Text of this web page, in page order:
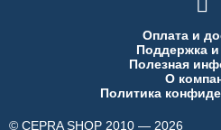
Оплата и
Поддержка
Полезная
О
Политика
© CEPRA SHOP 2010 — 2026